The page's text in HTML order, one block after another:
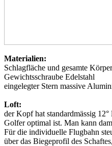
Materialien:
Schlagfläche und gesamte
Gewichtsschraube Edelstahl
eingelegter Stern massive
Loft:
der Kopf hat standardmässig
Golfer optimal ist. Man kann
Für die individuelle Flugbahn
über das Biegeprofil des